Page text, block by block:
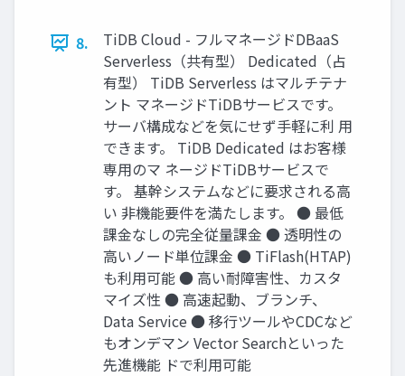
8.
TiDB Cloud - フルマネージドDBaaS
Serverless（共有型） Dedicated（占
有型） TiDB Serverless はマルチテナ
ント マネージドTiDBサービスです。
サーバ構成などを気にせず⼿軽に利 ⽤
できます。 TiDB Dedicated はお客様
専⽤のマ ネージドTiDBサービスで
す。 基幹システムなどに要求される⾼
い ⾮機能要件を満たします。 ● 最低
課⾦なしの完全従量課⾦ ● 透明性の
⾼いノード単位課⾦ ● TiFlash(HTAP)
も利⽤可能 ● ⾼い耐障害性、カスタ
マイズ性 ● ⾼速起動、ブランチ、
Data Service ● 移⾏ツールやCDCなど
もオンデマン Vector Searchといった
先進機能 ドで利⽤可能